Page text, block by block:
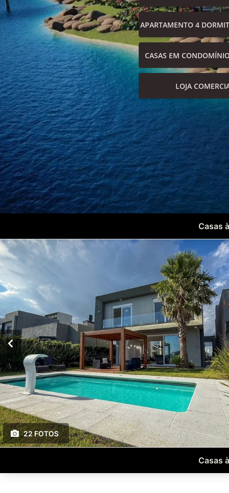
APARTAMENTO 4
CASAS EM
LOJA
Casas
22 FOTOS
Casas